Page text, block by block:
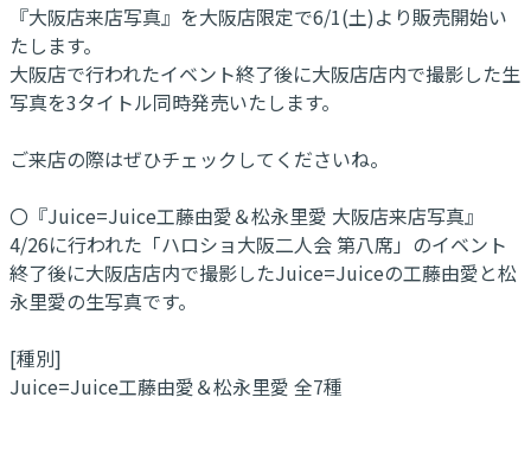
『大阪店来店写真』を大阪店限定で6/1(土)より販売開始い
たします。
大阪店で行われたイベント終了後に大阪店店内で撮影した生
写真を3タイトル同時発売いたします。
ご来店の際はぜひチェックしてくださいね。
〇『Juice=Juice工藤由愛＆松永里愛 大阪店来店写真』
4/26に行われた「ハロショ大阪二人会 第八席」のイベント
終了後に大阪店店内で撮影したJuice=Juiceの工藤由愛と松
永里愛の生写真です。
[種別]
Juice=Juice工藤由愛＆松永里愛 全7種